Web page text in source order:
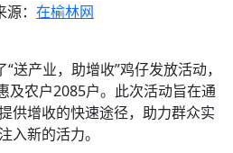
源： 在榆林网
送产业，助增收”鸡仔发放活动，
及农户2085户。此次活动旨在通
供增收的快速途径，助力群众实
入新的活力。